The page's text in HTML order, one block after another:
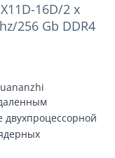
16D/2 x
256 Gb DDR4